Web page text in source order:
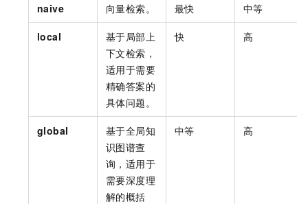
naive 向量检索。 最快 中等
local
基于局部上
下文检索，
适用于需要
精确答案的
具体问题。
快 高
global
基于全局知
识图谱查
询，适用于
需要深度理
解的概括
中等 高